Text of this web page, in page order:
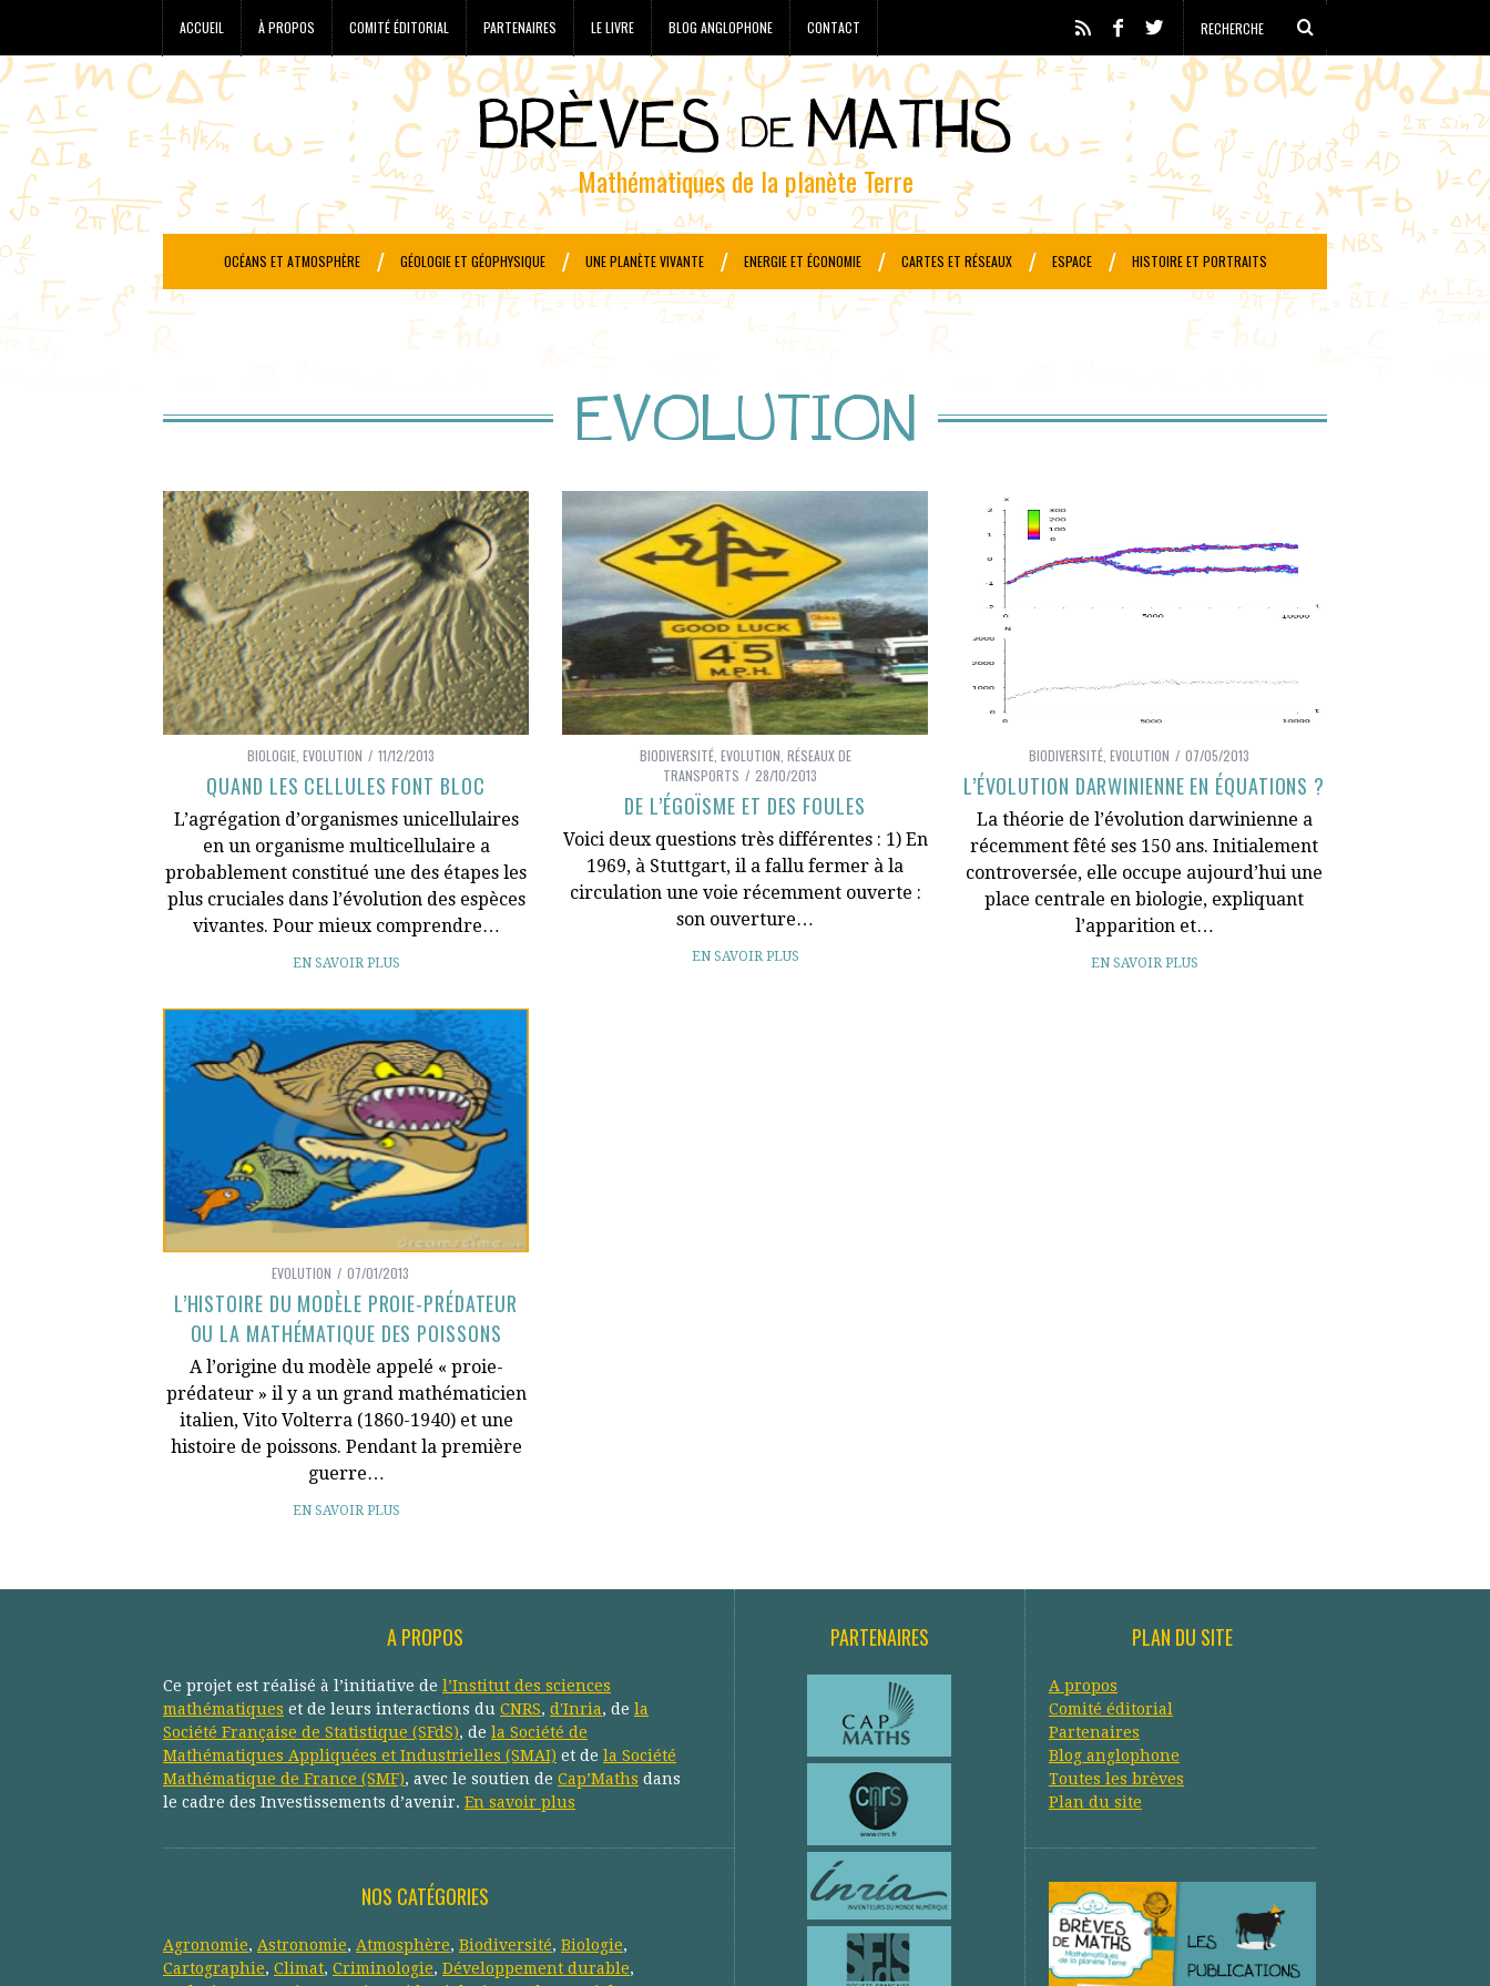
ACCUEIL À PROPOS COMITÉ ÉDITORIAL PARTENAIRES LE LIVRE BLOG ANGLOPHONE CONTACT
Mathématiques de la planète Terre
OCÉANS ET ATMOSPHÈRE GÉOLOGIE ET GÉOPHYSIQUE UNE PLANÈTE VIVANTE ENERGIE ET ÉCONOMIE CARTES ET RÉSEAUX ESPACE HISTOIRE ET PORTRAITS
EVOLUTION
BIOLOGIE, EVOLUTION 11/12/2013
QUAND LES CELLULES FONT BLOC
L’agrégation d’organismes unicellulaires
en un organisme multicellulaire a
probablement constitué une des étapes les
plus cruciales dans l’évolution des espèces
vivantes. Pour mieux comprendre…
EN SAVOIR PLUS
BIODIVERSITÉ, EVOLUTION RÉSEAUX DE
TRANSPORTS
28/10/2013
DE L’ÉGOÏSME ET DES FOULES
Voici deux questions très différentes : 1) En
1969, à Stuttgart, il a fallu fermer à la
circulation une voie récemment ouverte :
son ouverture…
EN SAVOIR PLUS
BIODIVERSITÉ, EVOLUTION 07/05/2013
L’ÉVOLUTION DARWINIENNE EN ÉQUATIONS ?
La théorie de l’évolution darwinienne a
récemment fêté ses 150 ans. Initialement
controversée, elle occupe aujourd’hui une
place centrale en biologie, expliquant
l’apparition et…
EN SAVOIR PLUS
EVOLUTION 07/01/2013
L’HISTOIRE DU MODÈLE PROIE-PRÉDATEUR
OU LA MATHÉMATIQUE DES POISSONS
A l’origine du modèle appelé « proie-
prédateur » il y a un grand mathématicien
italien, Vito Volterra (1860-1940) et une
histoire de poissons. Pendant la première
guerre…
EN SAVOIR PLUS
A PROPOS
Ce projet est réalisé à l’initiative de l’Institut des sciences
mathématiques et de leurs interactions du CNRS, d'Inria, de la
Société Française de Statistique (SFdS), de la Société de
Mathématiques Appliquées et Industrielles (SMAI) et de la Société
Mathématique de France (SMF), avec le soutien de Cap’Maths dans
le cadre des Investissements d’avenir. En savoir plus
NOS CATÉGORIES
Agronomie, Astronomie, Atmosphère, Biodiversité, Biologie,
Cartographie, Climat, Criminologie, Développement durable,
PARTENAIRES PLAN DU SITE
A propos
Comité éditorial
Partenaires
Blog anglophone
Toutes les brèves
Plan du site